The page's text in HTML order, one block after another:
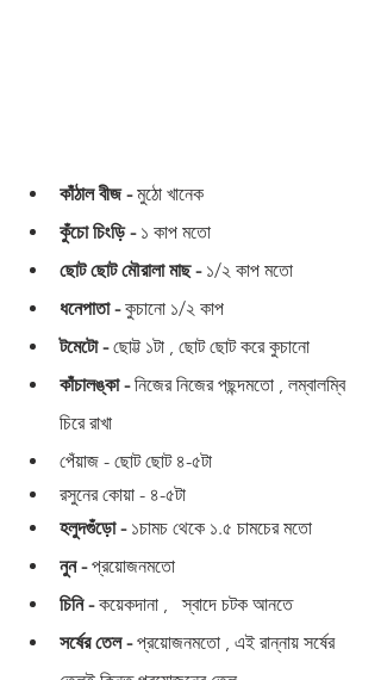
কাঁঠাল বীজ - মুঠো খানেক
কুঁচো চিংড়ি - ১ কাপ মতো
ছোট ছোট মৌরালা মাছ - ১/২ কাপ মতো
ধনেপাতা - কুচানো ১/২ কাপ
টমেটো - ছোট্ট ১টা , ছোট ছোট করে কুচানো
কাঁচালঙ্কা - নিজের নিজের পছন্দমতো , লম্বালম্বি
চিরে রাখা
পেঁয়াজ - ছোট ছোট ৪-৫টা
রসুনের কোয়া - ৪-৫টা
হলুদগুঁড়ো - ১চামচ থেকে ১.৫ চামচের মতো
নুন - প্রয়োজনমতো
চিনি - কয়েকদানা ,   স্বাদে চটক আনতে
সর্ষের তেল - প্রয়োজনমতো , এই রান্নায় সর্ষের